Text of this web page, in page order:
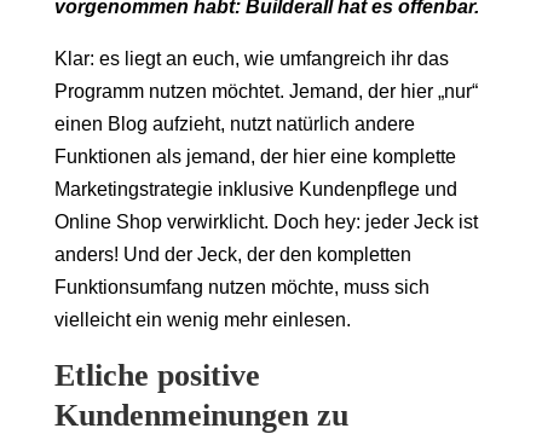
vorgenommen habt: Builderall hat es offenbar.
Klar: es liegt an euch, wie umfangreich ihr das
Programm nutzen möchtet. Jemand, der hier „nur“
einen Blog aufzieht, nutzt natürlich andere
Funktionen als jemand, der hier eine komplette
Marketingstrategie inklusive Kundenpflege und
Online Shop verwirklicht. Doch hey: jeder Jeck ist
anders! Und der Jeck, der den kompletten
Funktionsumfang nutzen möchte, muss sich
vielleicht ein wenig mehr einlesen.
Etliche positive
Kundenmeinungen zu